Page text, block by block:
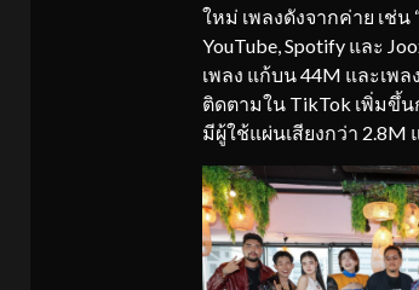
ใหม่ เพลงดังจากค่าย เช่
YouTube, Spotify และ
เพลง แก้บน 44M และเพ
ติดตามใน TikTok เพิ่มขึ้น
มีผู้ใช้แผ่นเสียงกว่า 2.8M